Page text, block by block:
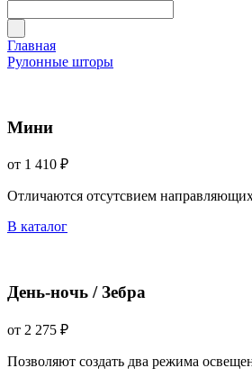
Главная
Рулонные шторы
Мини
от 1 410 ₽
Отличаются отсутсвием
В каталог
День-ночь / Зебра
от 2 275 ₽
Позволяют создать два режима